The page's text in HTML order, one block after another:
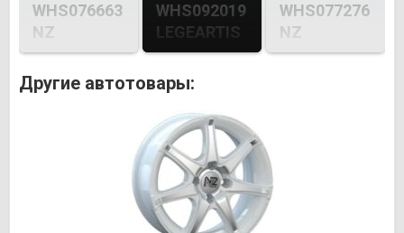
WHS076663
NZ
WHS092019
LEGEARTIS
WHS077276
NZ
Другие автотовары: